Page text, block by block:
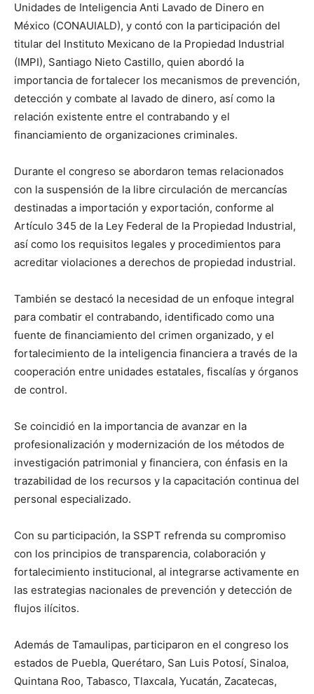
Unidades de Inteligencia Anti Lavado de Dinero en
México (CONAUIALD), y contó con la participación del
titular del Instituto Mexicano de la Propiedad Industrial
(IMPI), Santiago Nieto Castillo, quien abordó la
importancia de fortalecer los mecanismos de prevención,
detección y combate al lavado de dinero, así como la
relación existente entre el contrabando y el
financiamiento de organizaciones criminales.
Durante el congreso se abordaron temas relacionados
con la suspensión de la libre circulación de mercancías
destinadas a importación y exportación, conforme al
Artículo 345 de la Ley Federal de la Propiedad Industrial,
así como los requisitos legales y procedimientos para
acreditar violaciones a derechos de propiedad industrial.
También se destacó la necesidad de un enfoque integral
para combatir el contrabando, identificado como una
fuente de financiamiento del crimen organizado, y el
fortalecimiento de la inteligencia financiera a través de la
cooperación entre unidades estatales, fiscalías y órganos
de control.
Se coincidió en la importancia de avanzar en la
profesionalización y modernización de los métodos de
investigación patrimonial y financiera, con énfasis en la
trazabilidad de los recursos y la capacitación continua del
personal especializado.
Con su participación, la SSPT refrenda su compromiso
con los principios de transparencia, colaboración y
fortalecimiento institucional, al integrarse activamente en
las estrategias nacionales de prevención y detección de
flujos ilícitos.
Además de Tamaulipas, participaron en el congreso los
estados de Puebla, Querétaro, San Luis Potosí, Sinaloa,
Quintana Roo, Tabasco, Tlaxcala, Yucatán, Zacatecas,